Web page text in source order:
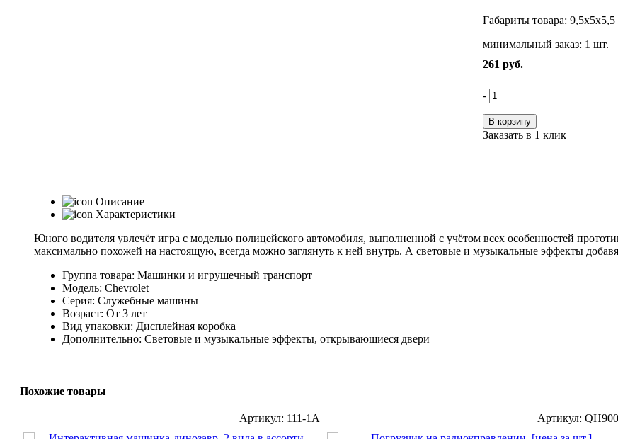
Габариты товара: 9,5х5х5,5
минимальный заказ: 1 шт.
261 руб.
-
В корзину
Заказать в 1 клик
Описание
Характеристики
Юного водителя увлечёт игра с моделью полицейского автомобиля, выполненной с учётом всех особенностей
максимально похожей на настоящую, всегда можно заглянуть к ней внутрь. А световые и музыкальные эффекты
Группа товара: Машинки и игрушечный транспорт
Модель: Chevrolet
Серия: Служебные машины
Возраст: От 3 лет
Вид упаковки: Дисплейная коробка
Дополнительно: Световые и музыкальные эффекты, открывающиеся двери
Похожие товары
Артикул: 111-1A Артикул: